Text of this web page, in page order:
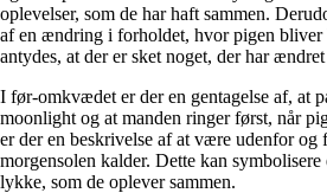
oplevelser, som de har haft sammen.
af en ændring i forholdet, hvor pigen bliver
antydes, at der er sket noget, der har
I før-omkvædet er der en gentagelse af, at
moonlight og at manden ringer først, når
er der en beskrivelse af at være udenfor og
morgensolen kalder. Dette kan
lykke, som de oplever sammen.